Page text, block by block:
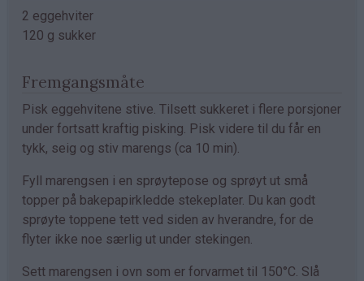
2 eggehviter
120 g sukker
Fremgangsmåte
Pisk eggehvitene stive. Tilsett sukkeret i flere porsjoner
under fortsatt kraftig pisking. Pisk videre til du får en
tykk, seig og stiv marengs (ca 10 min).
Fyll marengsen i en sprøytepose og sprøyt ut små
topper på bakepapirkledde stekeplater. Du kan godt
sprøyte toppene tett ved siden av hverandre, for de
flyter ikke noe særlig ut under stekingen.
Sett marengsen i ovn som er forvarmet til 150°C. Slå